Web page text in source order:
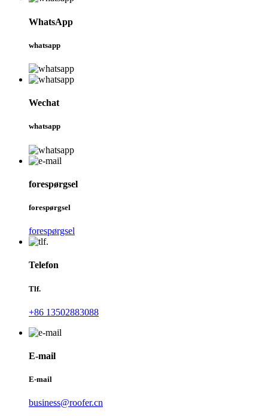
WhatsApp
whatsapp
Wechat
whatsapp
forespørgsel
forespørgsel
forespørgsel
Telefon
Tlf.
+86 13502883088
E-mail
E-mail
business@roofer.cn